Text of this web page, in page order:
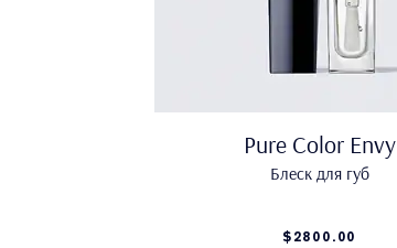
Pure Color Envy
Блеск для губ
$2800.00